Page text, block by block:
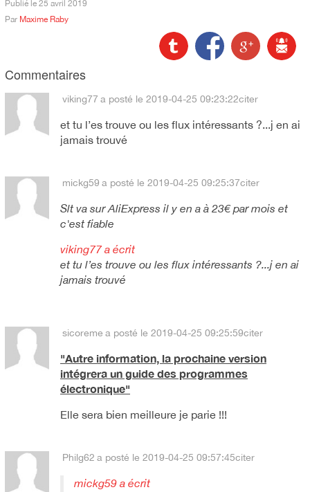
Publié le 25 avril 2019
Par Maxime Raby
Commentaires
viking77 a posté le 2019-04-25 09:23:22citer
et tu l’es trouve ou les flux intéressants ?...j en ai
jamais trouvé
mickg59 a posté le 2019-04-25 09:25:37citer
Slt va sur AliExpress il y en a à 23€ par mois et
c'est fiable
viking77 a écrit
et tu l’es trouve ou les flux intéressants ?...j en ai
jamais trouvé
sicoreme a posté le 2019-04-25 09:25:59citer
"Autre information, la prochaine version
intégrera un guide des programmes
électronique"
Elle sera bien meilleure je parie !!!
Philg62 a posté le 2019-04-25 09:57:45citer
mickg59 a écrit